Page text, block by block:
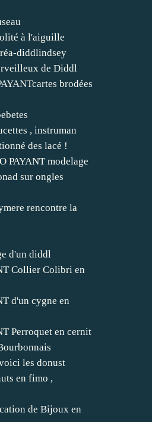
à l'aiguille
diddlindsey
de Diddl
brodées
, instruman
des lacé !
PAYANT modelage
sur ongles
rencontre la
d'un diddl
Collier Colibri en
d'un cygne en
Perroquet en cernit
les donust
en fimo ,
de Bijoux en